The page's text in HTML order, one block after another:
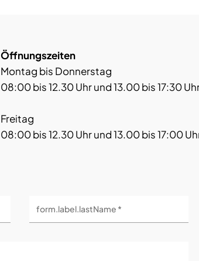
Öffnungszeiten
Montag bis Donnerstag
08:00 bis 12.30 Uhr und 13.00 bis 17:30
Freitag
08:00 bis 12.30 Uhr und 13.00 bis 17:00
form.label.lastName *